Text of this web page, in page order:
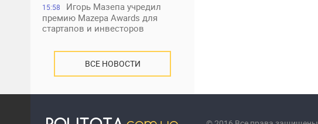
15:58
Игорь Мазепа учредил
премию Mazepa Awards для
стартапов и инвесторов
ВСЕ НОВОСТИ